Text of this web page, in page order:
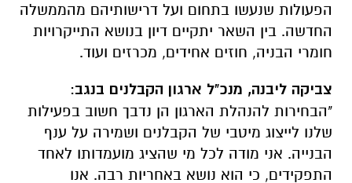
צביקה ליבנה, מנכ"ל ארגון הקבלנים בנגב:
"הבחירות להנהלת הארגון הן נדבך חשוב בפעילות
שלנו לייצוג מיטבי של הקבלנים ושמירה על ענף
התפקידים, כי הוא נושא באחריות רבה. אנו
ממשיכים לקרוא לכל הקבלנים בנגב להצטרף
לארגון כדי לזכות בייצוג הולם מול מקבלי ההחלטות
ברשויות השונות, בכל נושאי הבניה והתשתיות.